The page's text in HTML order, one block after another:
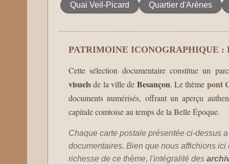
Quai Veil-Picard Quartier d'Arènes
PATRIMOINE ICONOGRAPHIQUE :
Cette sélection documentaire constitue un
visuelsde la ville de Besançon. Le thème pont
documents numérisés, offrant un aperçu
capitale comtoise au temps de la Belle Époque.
Chaque carte postale présentée ci-dessus
documentaires. Bien que nous affichions
richesse de ce thème, l'intégralité des